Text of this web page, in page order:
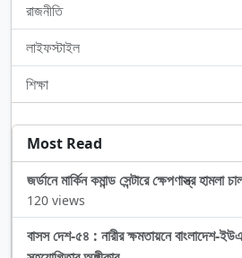
রাজনীতি
লাইফস্টাইল
শিক্ষা
Most Read
জর্ডানে মার্কিন কমান্ড সেন্টারে ক্ষেপণাস্ত্র হামলা
120 views
বাসস দেশ-৫৪ : নারীর ক্ষমতায়নে বাংলাদেশ-